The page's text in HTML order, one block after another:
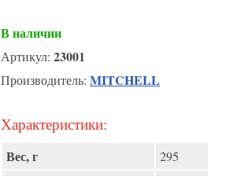
В наличии
Артикул: 23001
Производитель: MITCHELL
Характеристики:
Вес, г 295